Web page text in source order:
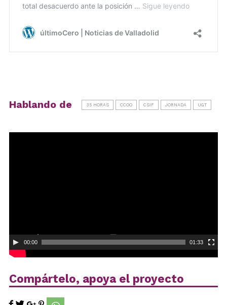
Hablando de 35 HORAS CCOO CSIF JORNADA UGT
00:00 01:33
Compártelo, apoya el proyecto